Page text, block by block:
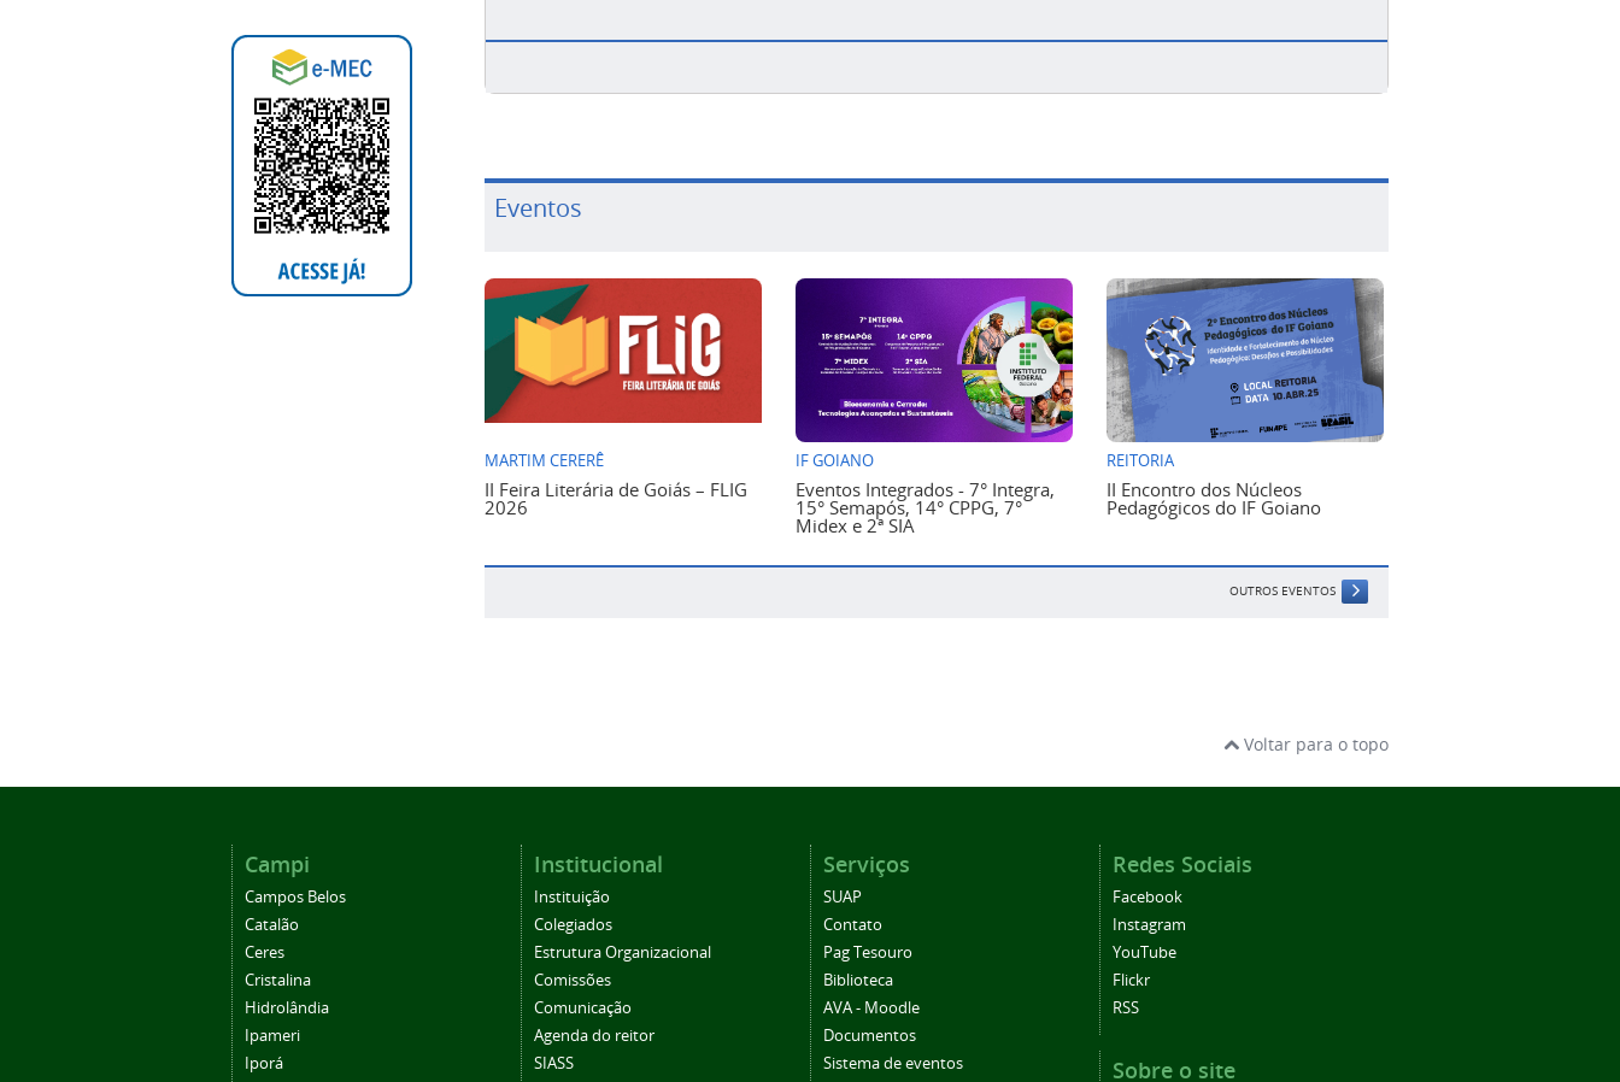
Eventos
MARTIM CERERÊ
II Feira Literária de Goiás – FLIG
2026
IF GOIANO
Eventos Integrados - 7° Integra,
15° Semapós, 14° CPPG, 7°
Midex e 2ª SIA
REITORIA
II Encontro dos Núcleos
Pedagógicos do IF Goiano
OUTROS EVENTOS
Voltar para o topo
Campi
Campos Belos
Catalão
Ceres
Cristalina
Hidrolândia
Ipameri
Iporá
Institucional
Instituição
Colegiados
Estrutura Organizacional
Comissões
Comunicação
Agenda do reitor
SIASS
Serviços
SUAP
Contato
Pag Tesouro
Biblioteca
AVA - Moodle
Documentos
Sistema de eventos
Redes Sociais
Facebook
Instagram
YouTube
Flickr
RSS
Sobre o site